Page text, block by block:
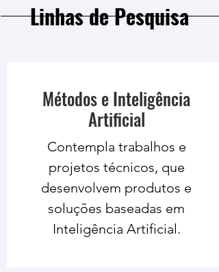
Linhas de Pesquisa
Métodos e Inteligência
Artificial
Contempla trabalhos e
projetos técnicos, que
desenvolvem produtos e
soluções baseadas em
Inteligência Artificial.